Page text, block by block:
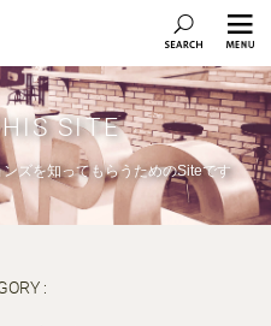
SITE
ズを知ってもらうためのSiteです
: